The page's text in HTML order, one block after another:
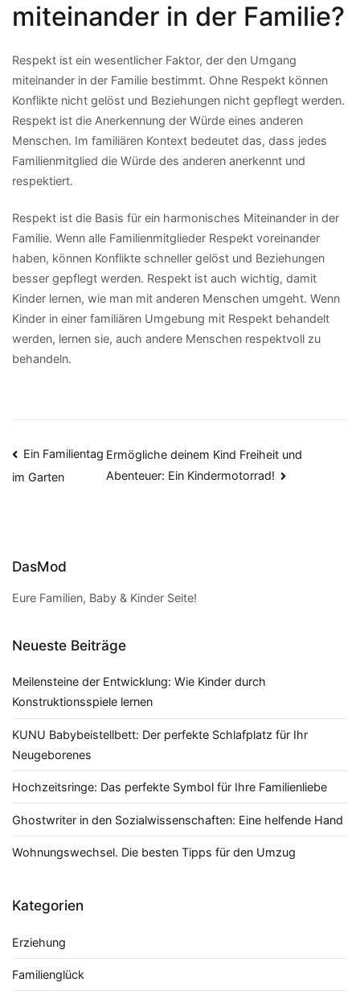
miteinander in der Familie?
Respekt ist ein wesentlicher Faktor, der den Umgang
miteinander in der Familie bestimmt. Ohne Respekt können
Konflikte nicht gelöst und Beziehungen nicht gepflegt werden.
Respekt ist die Anerkennung der Würde eines anderen
Menschen. Im familiären Kontext bedeutet das, dass jedes
Familienmitglied die Würde des anderen anerkennt und
respektiert.
Respekt ist die Basis für ein harmonisches Miteinander in der
Familie. Wenn alle Familienmitglieder Respekt voreinander
haben, können Konflikte schneller gelöst und Beziehungen
besser gepflegt werden. Respekt ist auch wichtig, damit
Kinder lernen, wie man mit anderen Menschen umgeht. Wenn
Kinder in einer familiären Umgebung mit Respekt behandelt
werden, lernen sie, auch andere Menschen respektvoll zu
behandeln.
Beitragsnavigation
Ein Familientag
im Garten
Ermögliche deinem Kind Freiheit und
Abenteuer: Ein Kindermotorrad!
DasMod
Eure Familien, Baby & Kinder Seite!
Neueste Beiträge
Meilensteine der Entwicklung: Wie Kinder durch
Konstruktionsspiele lernen
KUNU Babybeistellbett: Der perfekte Schlafplatz für Ihr
Neugeborenes
Hochzeitsringe: Das perfekte Symbol für Ihre Familienliebe
Ghostwriter in den Sozialwissenschaften: Eine helfende Hand
Wohnungswechsel. Die besten Tipps für den Umzug
Kategorien
Erziehung
Familienglück